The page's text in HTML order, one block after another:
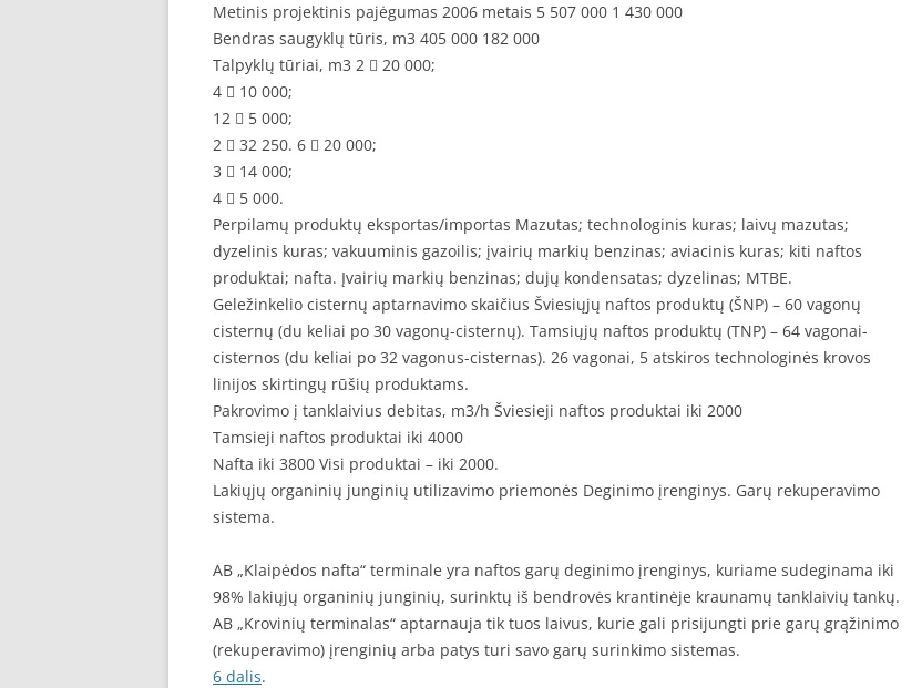
Metinis projektinis pajėgumas 2006 metais 5 507 000 1 430 000
Bendras saugyklų tūris, m3 405 000 182 000
Talpyklų tūriai, m3 2  20 000;
4  10 000;
12  5 000;
2  32 250. 6  20 000;
3  14 000;
4  5 000.
Perpilamų produktų eksportas/importas Mazutas; technologinis kuras; laivų mazutas;
dyzelinis kuras; vakuuminis gazoilis; įvairių markių benzinas; aviacinis kuras; kiti naftos
produktai; nafta. Įvairių markių benzinas; dujų kondensatas; dyzelinas; MTBE.
Geležinkelio cisternų aptarnavimo skaičius Šviesiųjų naftos produktų (ŠNP) – 60 vagonų
cisternų (du keliai po 30 vagonų-cisternų). Tamsiųjų naftos produktų (TNP) – 64 vagonai-
cisternos (du keliai po 32 vagonus-cisternas). 26 vagonai, 5 atskiros technologinės krovos
linijos skirtingų rūšių produktams.
Pakrovimo į tanklaivius debitas, m3/h Šviesieji naftos produktai iki 2000
Tamsieji naftos produktai iki 4000
Nafta iki 3800 Visi produktai – iki 2000.
Lakiųjų organinių junginių utilizavimo priemonės Deginimo įrenginys. Garų rekuperavimo
sistema.
AB „Klaipėdos nafta“ terminale yra naftos garų deginimo įrenginys, kuriame sudeginama iki
98% lakiųjų organinių junginių, surinktų iš bendrovės krantinėje kraunamų tanklaivių tankų.
AB „Krovinių terminalas“ aptarnauja tik tuos laivus, kurie gali prisijungti prie garų grąžinimo
(rekuperavimo) įrenginių arba patys turi savo garų surinkimo sistemas.
6 dalis.